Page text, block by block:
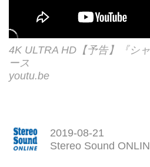
4K ULTRA HD【予告】『シ
ース
youtu.be
2019-08-21
Stereo Sound